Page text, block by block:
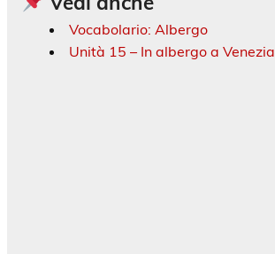
Vocabolario: Albergo
Unità 15 – In albergo a Venezia